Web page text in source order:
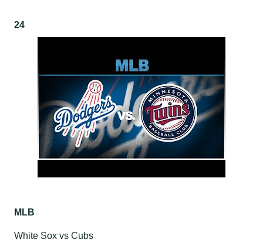
24
MLB
White Sox vs Cubs